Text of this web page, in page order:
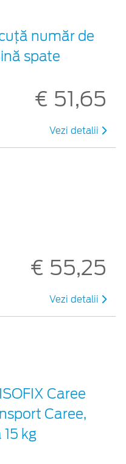
număr de
spate
€ 51,65
Vezi detalii
€ 55,25
Vezi detalii
Caree
Caree,
kg